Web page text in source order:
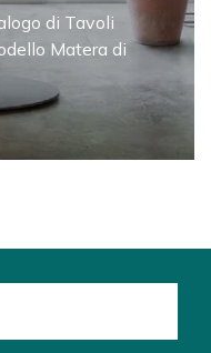
di Tavoli
Matera di